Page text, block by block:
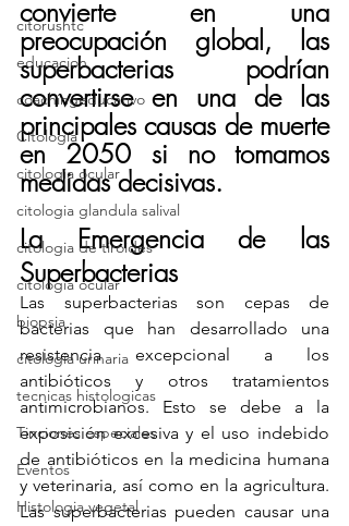
citorushtc
educacion
coachingeducativo
Citología
citologia ocular
citologia glandula salival
citologia de tiroides
citologia ocular
biopsia
citologia urinaria
tecnicas histologicas
Tinciones especiales
Eventos
Histologia vegetal
convierte en una
preocupación global, las
superbacterias podrían
convertirse en una de las
principales causas de muerte
en 2050 si no tomamos
medidas decisivas.
La Emergencia de las
Superbacterias
Las superbacterias son cepas de
bacterias que han desarrollado una
resistencia excepcional a los
antibióticos y otros tratamientos
antimicrobianos. Esto se debe a la
exposición excesiva y el uso indebido
de antibióticos en la medicina humana
y veterinaria, así como en la agricultura.
Las superbacterias pueden causar una